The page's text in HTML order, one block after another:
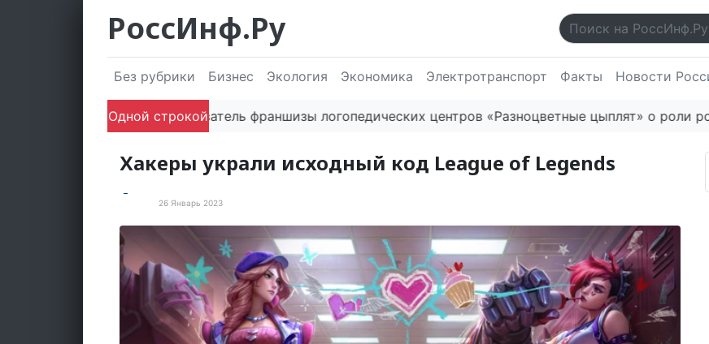
РоссИнф.Ру
Без рубрики Бизнес Экология Экономика Электротранспорт Факты Новости
Одной строкой
Сооснователь франшизы логопедических центров «Разноцветные цыплят» о роли
Хакеры украли исходный код League of Legends
26 Январь 2023